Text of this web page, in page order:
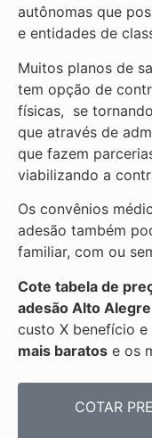
autônomas que
e entidades de
Muitos planos de
tem opção de
físicas, se
que através de
que fazem
viabilizando a
Os convênios
adesão também
familiar, com ou
Cote tabela de
adesão Alto
custo X benefício e
mais baratos e os
COTAR